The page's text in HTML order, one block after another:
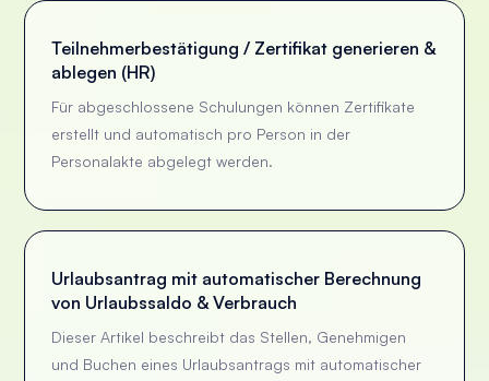
Teilnehmerbestätigung / Zertifikat generieren &
ablegen (HR)
Für abgeschlossene Schulungen können Zertifikate
erstellt und automatisch pro Person in der
Personalakte abgelegt werden.
Urlaubsantrag mit automatischer Berechnung
von Urlaubssaldo & Verbrauch
Dieser Artikel beschreibt das Stellen, Genehmigen
und Buchen eines Urlaubsantrags mit automatischer